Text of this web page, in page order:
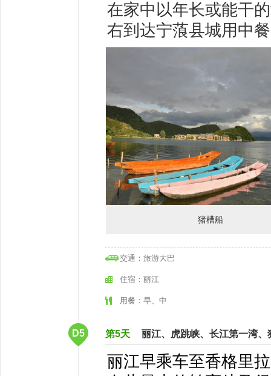
在家中以年长或能干
右到达宁蒗县城用中
猪槽船
交通：旅游大巴
住宿：丽江
用餐：早、中
D5 第5天 丽江、虎跳峡、长江第一湾
丽江早乘车至香格里